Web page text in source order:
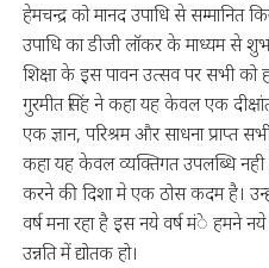
हेमचन्द्र को मानद उपाधि से सम्मानित
उपाधि का डीजी लॉकर के माध्यम से
शिक्षा के इस पावन उत्सव पर सभी को
गुरमीत सिंह ने कहा यह केवल एक
एक ज्ञान, परिश्रम और साधना प्राप्त
कहा यह केवल व्यक्तिगत उपलब्धि नही
करने की दिशा मे एक ठोस कदम है।
वर्ष मना रहा है इस नये वर्ष मंे हमने
उन्नति में द्योतक हो।